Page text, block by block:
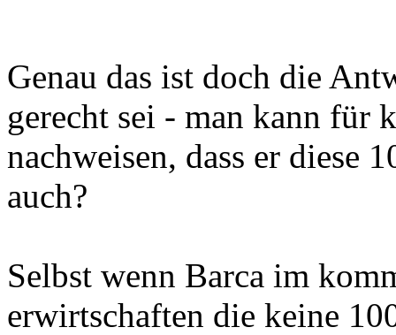
Genau das ist doch die
gerecht sei - man kann für
nachweisen, dass er diese
auch?
Selbst wenn Barca im
erwirtschaften die keine